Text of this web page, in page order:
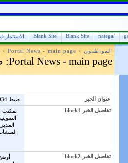
/natega
Blank Site
Blank Site الاستثمار
المواطنون>
Portal News - main page
>
Portal News - main page: ضبط 1034
عنوان الخبر
تفاصيل الخبر block1
تفاصيل الخبر block2